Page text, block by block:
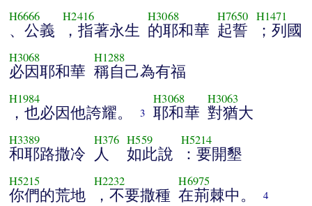
H6666
、公義
H2416
，指著永生
H3068
的耶和華
H7650
起誓
H1471
；列國
H3068
必因耶和華
H1288
稱自己為有福
H1984
，也必因他誇耀。 3
H3068
耶和華
H3063
對猶大
H3389
和耶路撒冷
H376
人
H559
如此說
H5214
：要開墾
H5215
你們的荒地
H2232
，不要撒種
H6975
在荊棘中。 4